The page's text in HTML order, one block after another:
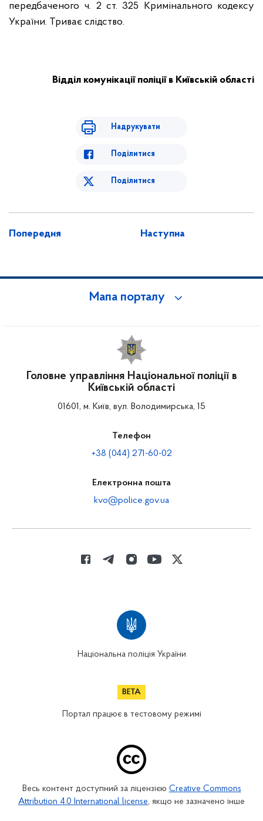
передбаченого ч. 2 ст. 325 Кримінального кодексу
України. Триває слідство.
Відділ комунікації поліції в Київській області
Надрукувати
Поділитися
Поділитися
Попередня Наступна
Мапа порталу
Головне управління Національної поліції в
Київській області
01601, м. Київ, вул. Володимирська, 15
Телефон
+38 (044) 271-60-02
Електронна пошта
kvo@police.gov.ua
Національна поліція України
Портал працює в тестовому режимі
Весь контент доступний за ліцензією Creative Commons
Attribution 4.0 International license, якщо не зазначено інше